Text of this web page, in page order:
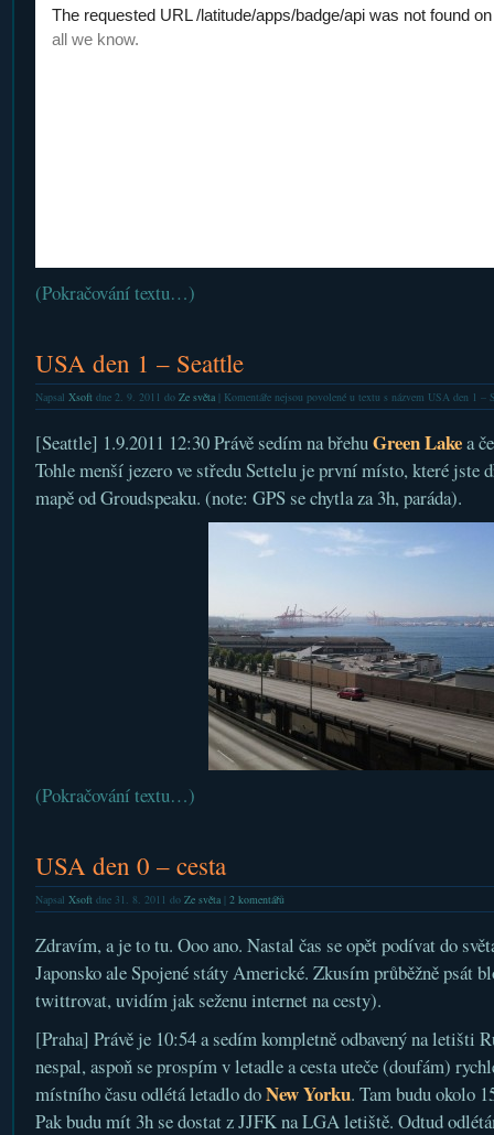
(Pokračování textu…)
USA den 1 – Seattle
Napsal Xsoftdne 2. 9. 2011 do Ze světa| Komentáře nejsou povolenéu textu s názvem USA den 1 –
[Seattle] 1.9.2011 12:30 Právě sedím na břehuGreen Lakea
Tohle menší jezero ve středu Settelu je první místo, které jste
mapě od Groudspeaku. (note: GPS se chytla za 3h, paráda).
(Pokračování textu…)
USA den 0 – cesta
Napsal Xsoftdne 31. 8. 2011 do Ze světa| 2 komentářů
Zdravím, a je to tu. Ooo ano. Nastal čas se opět podívat do
Japonsko ale Spojené státy Americké. Zkusím průběžně psát
twittrovat, uvidím jak seženu internet na cesty).
[Praha] Právě je 10:54 a sedím kompletně odbavený na letišti
nespal, aspoň se prospím v letadle a cesta uteče (doufám)
místního času odlétá letadlo doNew Yorku. Tam budu okolo
Pak budu mít 3h se dostat z JJFK na LGA letiště. Odtud